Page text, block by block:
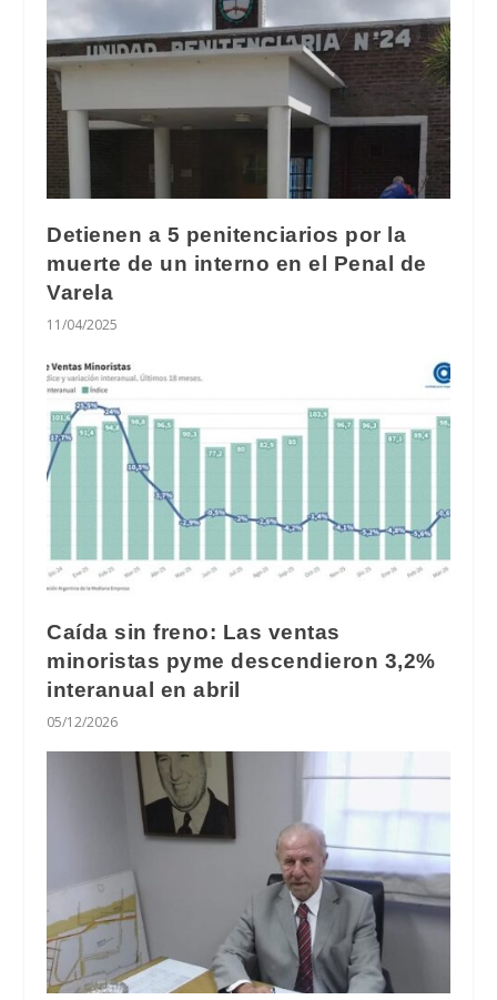
Detienen a 5 penitenciarios por la
muerte de un interno en el Penal de
Varela
11/04/2025
Caída sin freno: Las ventas
minoristas pyme descendieron 3,2%
interanual en abril
05/12/2026